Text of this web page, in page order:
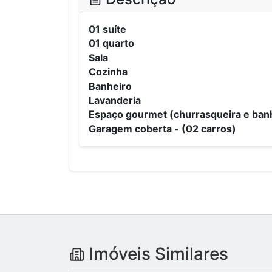
01 suíte
01 quarto
Sala
Cozinha
Banheiro
Lavanderia
Espaço gourmet (churrasqueira e
Garagem coberta - (02 carros)
Imóveis Similares